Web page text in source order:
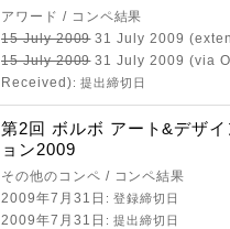
アワード / コンペ結果
15 July 200931 July 2009
15 July 200931 July 2009 (via
Received): 提出締切日
第2回 ボルボ アート&デザ
ョン2009
その他のコンペ / コンペ結果
2009年7月31日 : 登録締切日
2009年7月31日 : 提出締切日